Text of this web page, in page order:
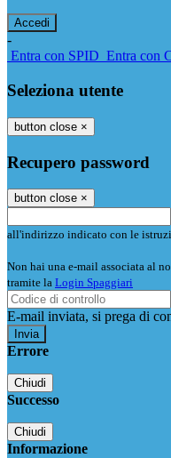
-
Entra con SPID Entra con
Seleziona utente
button close ×
Recupero password
button close ×
all'indirizzo indicato con le
Non hai una e-mail associata al
tramite la Login Spaggiari
E-mail inviata, si prega di
Errore
Chiudi
Successo
Chiudi
Informazione